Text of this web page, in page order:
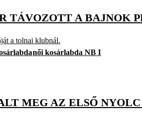
A BAJNOK
a tolnai klubnál.
női kosárlabda NB I
MEG AZ ELSŐ